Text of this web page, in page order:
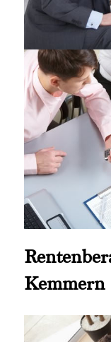
Kemmern